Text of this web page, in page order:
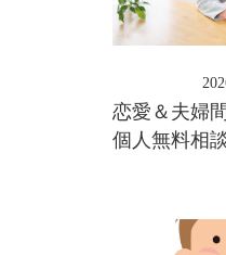
恋愛＆夫婦
個人無料相